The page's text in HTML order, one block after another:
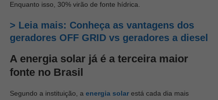
Enquanto isso, 30% virão de fonte hídrica.
> Leia mais: Conheça as vantagens dos
geradores OFF GRID vs geradores a diesel
A energia solar já é a terceira maior
fonte no Brasil
Segundo a instituição, a energia solar está cada dia mais